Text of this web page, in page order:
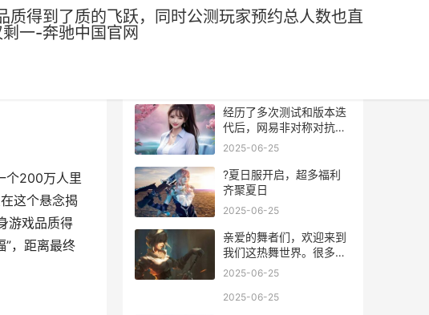
得到了质的飞跃，同时公测玩家预约总人数也直
一-奔驰中国官网
个200万人里
这个悬念揭
游戏品质得
”，距离最终
经历了多次测试和版本迭
代后，网易非对称对抗竞
技手游《第五人格》，自
跃，同时公测玩家预约总
人数也直线飙升，今日正
宠物“布偶蝙蝠”，距离最
终神秘皮肤大奖仅剩一
2025-06-25
?夏日服开启，超多福利
齐聚夏日
2025-06-25
亲爱的舞者们，欢迎来到
我们这热舞世界。很多新
手玩家第一次接触到《一
到迷茫：我是谁？我在
2025-06-25
2025-06-25